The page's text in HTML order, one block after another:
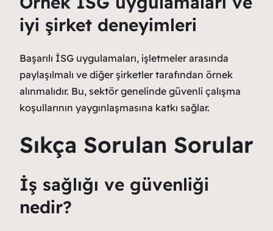
iyi şirket deneyimleri
Başarılı İSG uygulamaları, işletmeler arasında
paylaşılmalı ve diğer şirketler tarafından örnek
alınmalıdır. Bu, sektör genelinde güvenli çalışma
koşullarının yaygınlaşmasına katkı sağlar.
Sıkça Sorulan Sorular
İş sağlığı ve güvenliği
nedir?